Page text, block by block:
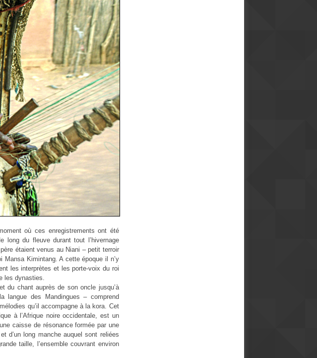
où ces enregistrements ont été
du fleuve durant tout l’hivernage
étaient venus au Niani – petit terroir
Mansa Kimintang. A cette époque il n’y
les interprètes et les porte-voix du roi
les dynasties.
du chant auprès de son oncle jusqu’à
langue des Mandingues – comprend
qu’il accompagne à la kora. Cet
à l’Afrique noire occidentale, est un
caisse de résonance formée par une
d’un long manche auquel sont reliées
taille, l’ensemble couvrant environ